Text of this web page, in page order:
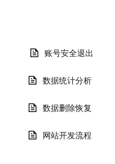
账号安全退出
数据统计分析
数据删除恢复
网站开发流程